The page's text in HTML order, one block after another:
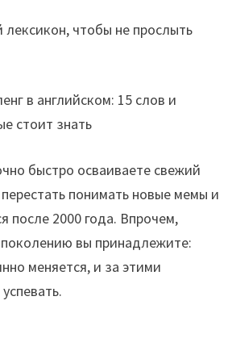
лексикон, чтобы не прослыть
быстро осваиваете свежий
перестать понимать новые мемы и
после 2000 года. Впрочем,
вы принадлежите:
меняется, и за этими